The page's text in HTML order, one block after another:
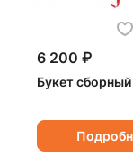
6 200 ₽
Букет